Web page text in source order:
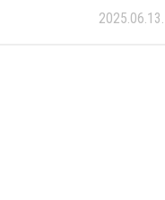
2025.06.13.